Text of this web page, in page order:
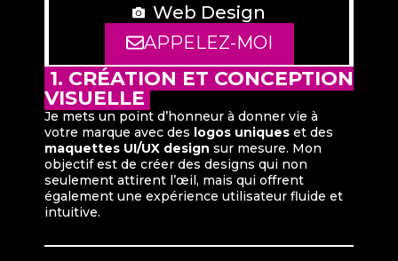
Web Design
APPELEZ-MOI
1. CRÉATION ET CONCEPTION
VISUELLE
Je mets un point d’honneur à donner vie à
votre marque avec des logos uniques et des
maquettes UI/UX design sur mesure. Mon
objectif est de créer des designs qui non
seulement attirent l’œil, mais qui offrent
également une expérience utilisateur fluide et
intuitive.